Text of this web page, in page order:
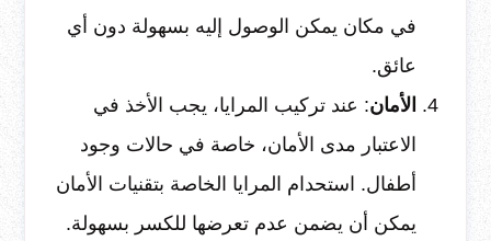
في مكان يمكن الوصول إليه بسهولة دون أي
عائق.
الأمان: عند تركيب المرايا، يجب الأخذ في
الاعتبار مدى الأمان، خاصة في حالات وجود
أطفال. استحدام المرايا الخاصة بتقنيات الأمان
يمكن أن يضمن عدم تعرضها للكسر بسهولة.